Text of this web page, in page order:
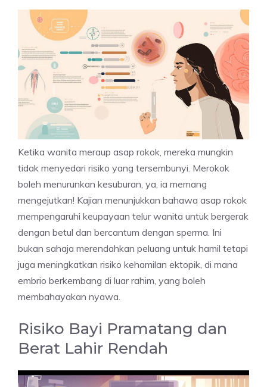
Ketika wanita meraup asap rokok, mereka mungkin
tidak menyedari risiko yang tersembunyi. Merokok
boleh menurunkan kesuburan, ya, ia memang
mengejutkan! Kajian menunjukkan bahawa asap rokok
mempengaruhi keupayaan telur wanita untuk bergerak
dengan betul dan bercantum dengan sperma. Ini
bukan sahaja merendahkan peluang untuk hamil tetapi
juga meningkatkan risiko kehamilan ektopik, di mana
embrio berkembang di luar rahim, yang boleh
membahayakan nyawa.
Risiko Bayi Pramatang dan
Berat Lahir Rendah